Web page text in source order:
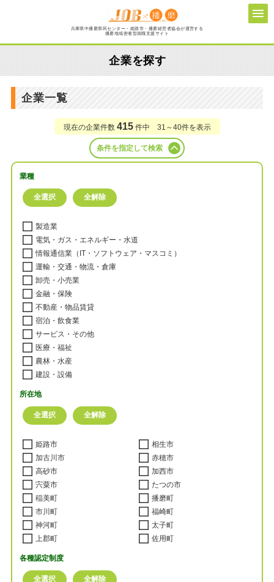
兵庫県中播磨県民センター・姫路市・播磨経営者協会が運営する
播磨地域密着型就職支援サイト
企業を探す
企業一覧
現在の企業件数 415件中 31～40件を表示
条件を指定して検索
業種
製造業
電気・ガス・エネルギー・水道
情報通信業（IT・ソフトウェア・マスコミ）
運輸・交通・物流・倉庫
卸売・小売業
金融・保険
不動産・物品賃貸
宿泊・飲食業
サービス・その他
医療・福祉
農林・水産
建設・設備
所在地
姫路市
相生市
加古川市
赤穂市
高砂市
加西市
宍粟市
たつの市
稲美町
播磨町
市川町
福崎町
神河町
太子町
上郡町
佐用町
各種認定制度